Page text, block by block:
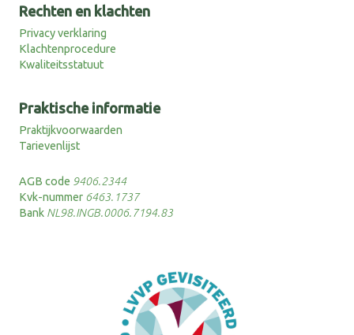
Rechten en klachten
Privacy verklaring
Klachtenprocedure
Kwaliteitsstatuut
Praktische informatie
Praktijkvoorwaarden
Tarievenlijst
AGB code 9406.2344
Kvk-nummer 6463.1737
Bank NL98.INGB.0006.7194.83